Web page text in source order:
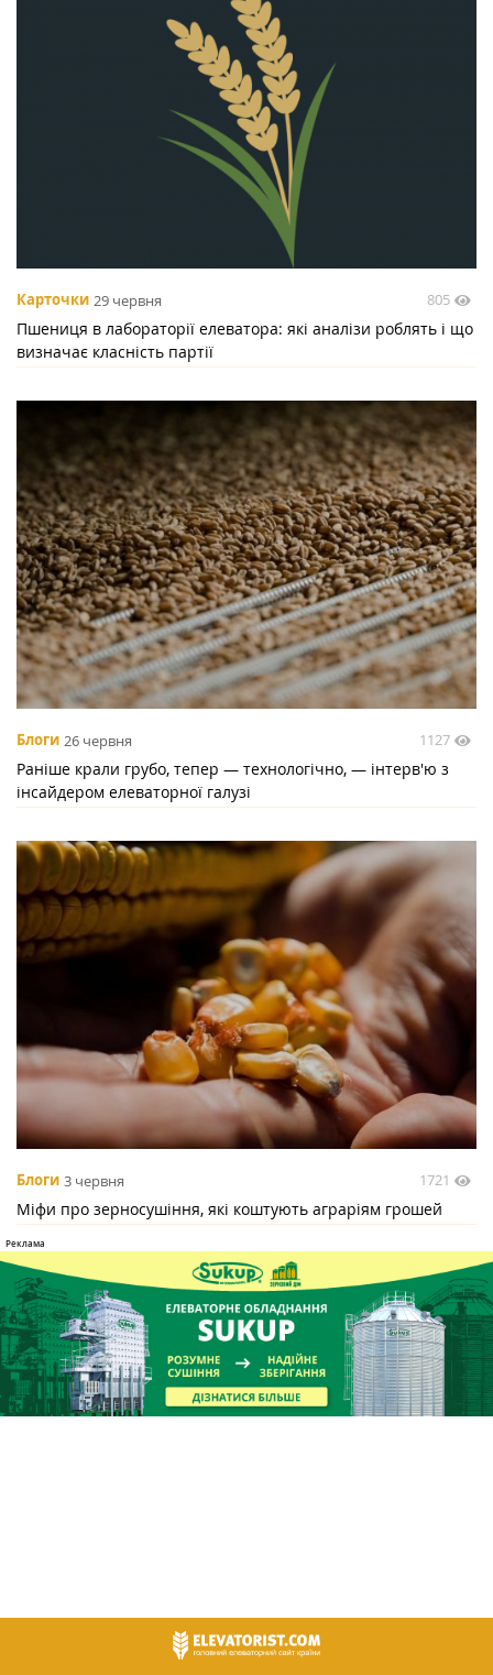
Карточки 29 червня 805
Пшениця в лабораторії елеватора: які аналізи роблять і що
визначає класність партії
Блоги 26 червня 1127
Раніше крали грубо, тепер — технологічно, — інтерв'ю з
інсайдером елеваторної галузі
Блоги 3 червня 1721
Міфи про зерносушіння, які коштують аграріям грошей